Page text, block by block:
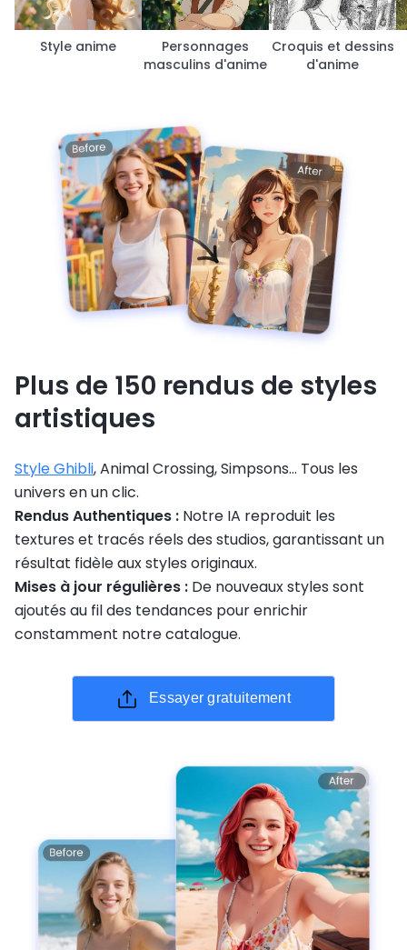
Style anime
Personnages
masculins d'anime
Croquis et dessins
d'anime
Plus de 150 rendus de styles
artistiques
Style Ghibli, Animal Crossing, Simpsons... Tous les
univers en un clic.
Rendus Authentiques : Notre IA reproduit les
textures et tracés réels des studios, garantissant un
résultat fidèle aux styles originaux.
Mises à jour régulières : De nouveaux styles sont
ajoutés au fil des tendances pour enrichir
constamment notre catalogue.
Essayer gratuitement